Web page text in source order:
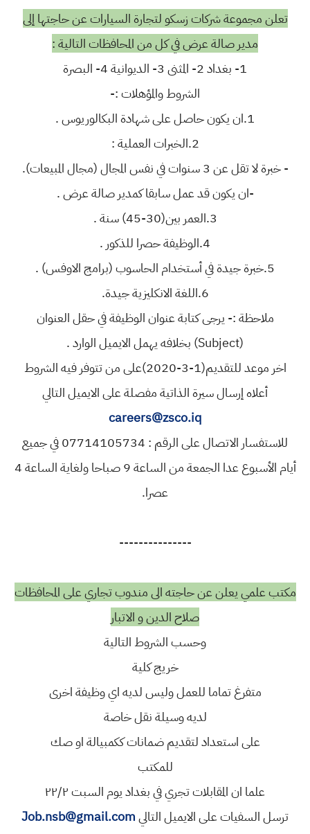
تعلن مجموعة شركات زسكو لتجارة السيارات عن حاجتها إلى
مدير صالة عرض في كل من المحافظات التالية :
1- بغداد 2- المثنى 3- الديوانية 4- البصرة
الشروط والمؤهلات :-
1.ان يكون حاصل على شهادة البكالوريوس .
2.الخبرات العملية :
- خبرة لا تقل عن 3 سنوات في نفس المجال (مجال المبيعات).
-ان يكون قد عمل سابقا كمدير صالة عرض .
3.العمر بين(30-45) سنة .
4.الوظيفة حصرا للذكور .
5.خبرة جيدة في أستخدام الحاسوب (برامج الاوفس) .
6.اللغة الانكليزية جيدة.
ملاحظة :- يرجى كتابة عنوان الوظيفة في حقل العنوان
(Subject) بخلافه يهمل الايميل الوارد .
اخر موعد للتقديم(1-3-2020)على من تتوفر فيه الشروط
أعلاه إرسال سيرة الذاتية مفصلة على الايميل التالي
careers@zsco.iq
للاستفسار الاتصال على الرقم : 07714105734 في جميع
أيام الأسبوع عدا الجمعة من الساعة 9 صباحا ولغاية الساعة 4
عصرا.
---------------
مكتب علمي يعلن عن حاجته الى مندوب تجاري على المحافظات
صلاح الدين و الاتبار
وحسب الشروط التالية
خريج كلية
متفرغ تماما للعمل وليس لديه اي وظيفة اخرى
لديه وسيلة نقل خاصة
على استعداد لتقديم ضمانات ككمبيالة او صك
للمكتب
علما ان المقابلات تجري في بغداد يوم السبت ٢٢/٢
ترسل السفيات على الايميل التاليJob.nsb@gmail.com